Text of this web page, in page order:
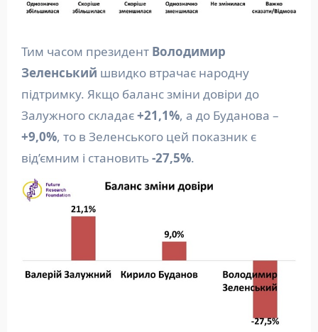
Тим часом президент Володимир
Зеленський швидко втрачає народну
підтримку. Якщо баланс зміни довіри до
Залужного складає+21,1%, а до Буданова –
+9,0%, то в Зеленського цей показник є
від’ємним і становить -27,5%.